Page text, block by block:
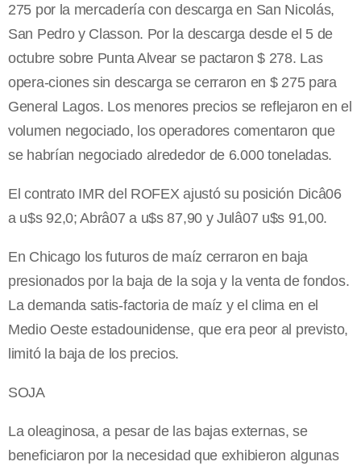
275 por la mercadería con descarga en San Nicolás,
San Pedro y Classon. Por la descarga desde el 5 de
octubre sobre Punta Alvear se pactaron $ 278. Las
opera-ciones sin descarga se cerraron en $ 275 para
General Lagos. Los menores precios se reflejaron en el
volumen negociado, los operadores comentaron que
se habrían negociado alrededor de 6.000 toneladas.
El contrato IMR del ROFEX ajustó su posición Dicâ06
a u$s 92,0; Abrâ07 a u$s 87,90 y Julâ07 u$s 91,00.
En Chicago los futuros de maíz cerraron en baja
presionados por la baja de la soja y la venta de fondos.
La demanda satis-factoria de maíz y el clima en el
Medio Oeste estadounidense, que era peor al previsto,
limitó la baja de los precios.
SOJA
La oleaginosa, a pesar de las bajas externas, se
beneficiaron por la necesidad que exhibieron algunas